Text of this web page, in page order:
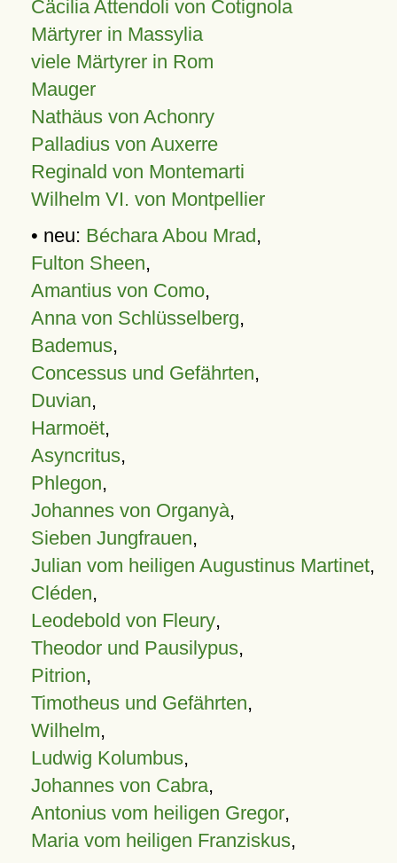
Cäcilia Attendoli von Cotignola
Märtyrer in Massylia
viele Märtyrer in Rom
Mauger
Nathäus von Achonry
Palladius von Auxerre
Reginald von Montemarti
Wilhelm VI. von Montpellier
• neu: Béchara Abou Mrad,
Fulton Sheen,
Amantius von Como,
Anna von Schlüsselberg,
Bademus,
Concessus und Gefährten,
Duvian,
Harmoët,
Asyncritus,
Phlegon,
Johannes von Organyà,
Sieben Jungfrauen,
Julian vom heiligen Augustinus Martinet,
Cléden,
Leodebold von Fleury,
Theodor und Pausilypus,
Pitrion,
Timotheus und Gefährten,
Wilhelm,
Ludwig Kolumbus,
Johannes von Cabra,
Antonius vom heiligen Gregor,
Maria vom heiligen Franziskus,